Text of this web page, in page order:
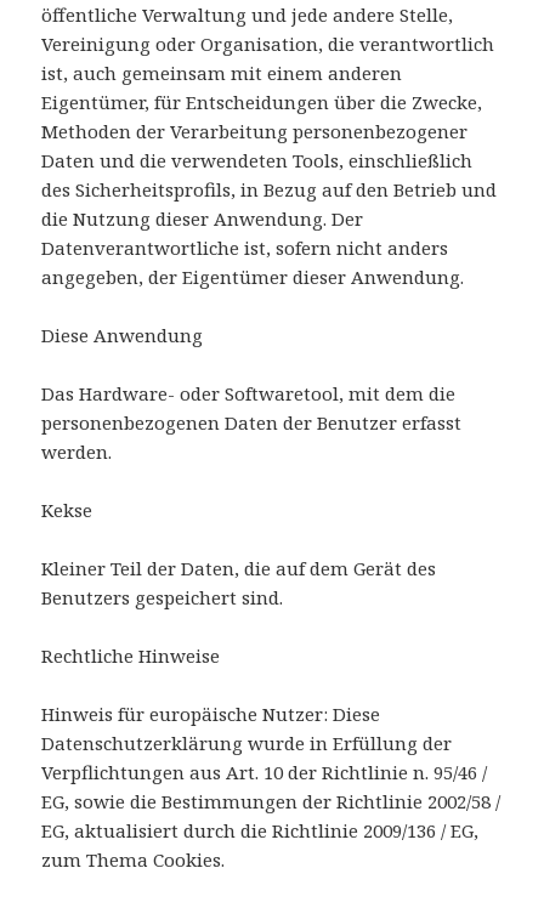
öffentliche Verwaltung und jede andere Stelle,
Vereinigung oder Organisation, die verantwortlich
ist, auch gemeinsam mit einem anderen
Eigentümer, für Entscheidungen über die Zwecke,
Methoden der Verarbeitung personenbezogener
Daten und die verwendeten Tools, einschließlich
des Sicherheitsprofils, in Bezug auf den Betrieb und
die Nutzung dieser Anwendung. Der
Datenverantwortliche ist, sofern nicht anders
angegeben, der Eigentümer dieser Anwendung.
Diese Anwendung
Das Hardware- oder Softwaretool, mit dem die
personenbezogenen Daten der Benutzer erfasst
werden.
Kekse
Kleiner Teil der Daten, die auf dem Gerät des
Benutzers gespeichert sind.
Rechtliche Hinweise
Hinweis für europäische Nutzer: Diese
Datenschutzerklärung wurde in Erfüllung der
Verpflichtungen aus Art. 10 der Richtlinie n. 95/46 /
EG, sowie die Bestimmungen der Richtlinie 2002/58 /
EG, aktualisiert durch die Richtlinie 2009/136 / EG,
zum Thema Cookies.